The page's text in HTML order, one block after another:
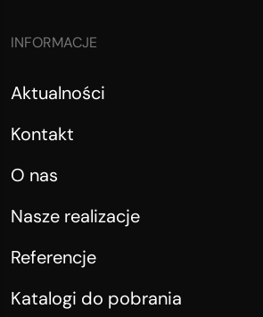
INFORMACJE
Aktualności
Kontakt
O nas
Nasze realizacje
Referencje
Katalogi do pobrania